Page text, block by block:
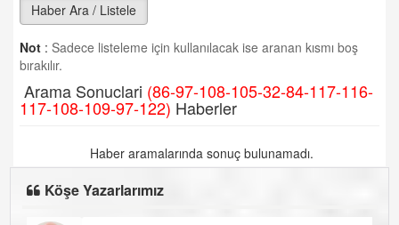
Haber Ara / Listele
Not : Sadece listeleme için kullanılacak ise aranan kısmı boş
bırakılır.
Arama Sonuclari (86-97-108-105-32-84-117-116-
117-108-109-97-122) Haberler
Haber aramalarında sonuç bulunamadı.
Köşe Yazarlarımız